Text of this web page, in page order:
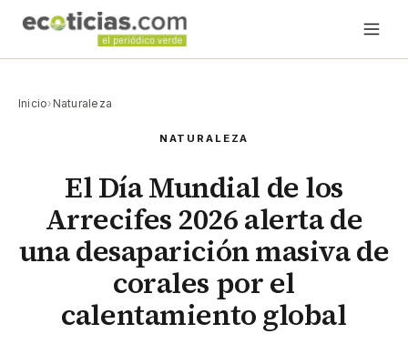
Inicio› Naturaleza
NATURALEZA
El Día Mundial de los
Arrecifes 2026 alerta de
una desaparición masiva de
corales por el
calentamiento global